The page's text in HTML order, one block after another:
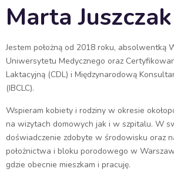
Marta Juszczak
Jestem położną od 2018 roku, absolwentką
Uniwersytetu Medycznego oraz
Laktacyjną (CDL) i Międzynarodową
(IBCLC).
Wspieram kobiety i rodziny w okresie
na wizytach domowych jak i w szpitalu. W
doświadczenie zdobyte w środowisku oraz
położnictwa i bloku porodowego w
gdzie obecnie mieszkam i pracuję.